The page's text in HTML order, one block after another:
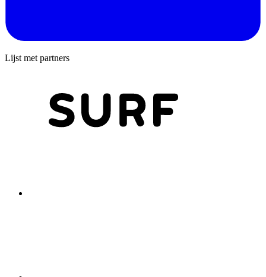
Lijst met partners